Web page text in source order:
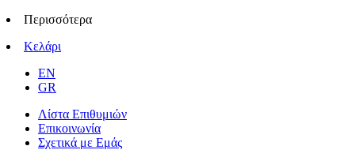
Περισσότερα
Κελάρι
EN
GR
Λίστα Επιθυμιών
Επικοινωνία
Σχετικά με Εμάς